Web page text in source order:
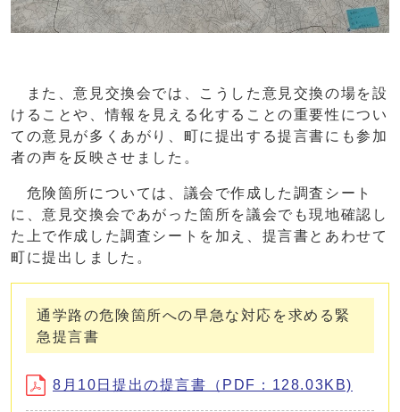
また、意見交換会では、こうした意見交換の場を設
けることや、情報を見える化することの重要性につい
ての意見が多くあがり、町に提出する提言書にも参加
者の声を反映させました。
危険箇所については、議会で作成した調査シート
に、意見交換会であがった箇所を議会でも現地確認し
た上で作成した調査シートを加え、提言書とあわせて
町に提出しました。
通学路の危険箇所への早急な対応を求める緊
急提言書
8月10日提出の提言書（PDF：128.03KB)